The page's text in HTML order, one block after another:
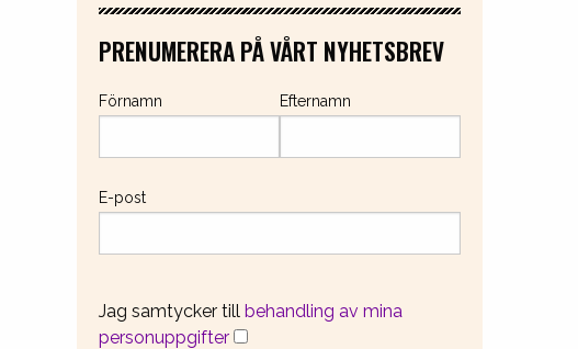
PRENUMERERA PÅ VÅRT NYHETSBREV
Förnamn Efternamn
E-post
Jag samtycker till behandling av mina
personuppgifter